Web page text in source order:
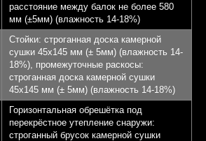
расстояние между балок не более 580
мм (±5мм) (влажность 14-18%)
Стойки: строганная доска камерной
сушки 45х145 мм (± 5мм) (влажность 14-
18%), промежуточные раскосы:
строганная доска камерной сушки
45х145 мм (± 5мм) (влажность 14-18%)
Горизонтальная обрешётка под
перекрёстное утепление снаружи:
строганный брусок камерной сушки